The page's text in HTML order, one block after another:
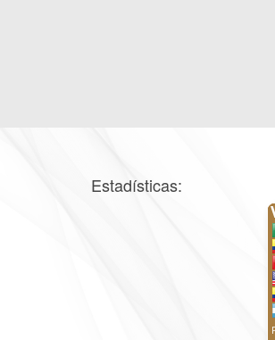
Estadísticas: